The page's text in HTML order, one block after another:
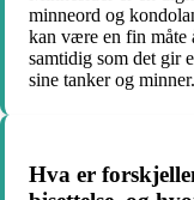
minneord og
kan være en fin måte
samtidig som det gir
sine tanker og minner.
Hva er